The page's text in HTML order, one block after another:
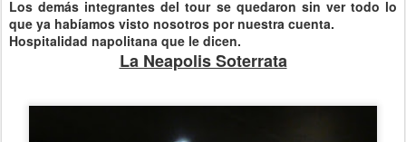
Los demás integrantes del tour se quedaron sin ver todo lo
que ya habíamos visto nosotros por nuestra cuenta.
Hospitalidad napolitana que le dicen.
La Neapolis Soterrata